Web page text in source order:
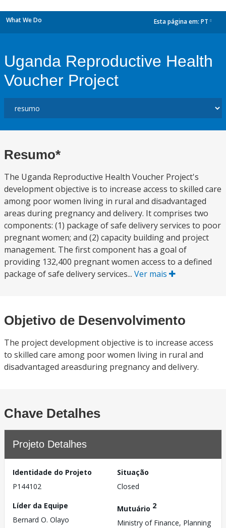
What We Do Esta página em: PT
Uganda Reproductive Health
Voucher Project
Resumo*
The Uganda Reproductive Health Voucher Project's
development objective is to increase access to skilled care
among poor women living in rural and disadvantaged
areas during pregnancy and delivery. It comprises two
components: (1) package of safe delivery services to poor
pregnant women; and (2) capacity building and project
management. The first component has a goal of
providing 132,400 pregnant women access to a defined
package of safe delivery services... Ver mais
Objetivo de Desenvolvimento
The project development objective is to increase access
to skilled care among poor women living in rural and
disadvantaged areasduring pregnancy and delivery.
Chave Detalhes
Projeto Detalhes
Identidade do Projeto
P144102
Situação
Closed
Líder da Equipe
Bernard O. Olayo
Mutuário 2
Ministry of Finance, Planning